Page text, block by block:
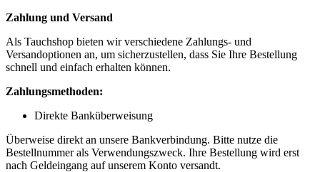
Zahlung und Versand
Als Tauchshop bieten wir verschiedene Zahlungs- und
Versandoptionen an, um sicherzustellen, dass Sie Ihre Bestellung
schnell und einfach erhalten können.
Zahlungsmethoden:
Direkte Banküberweisung
Überweise direkt an unsere Bankverbindung. Bitte nutze die
Bestellnummer als Verwendungszweck. Ihre Bestellung wird erst
nach Geldeingang auf unserem Konto versandt.